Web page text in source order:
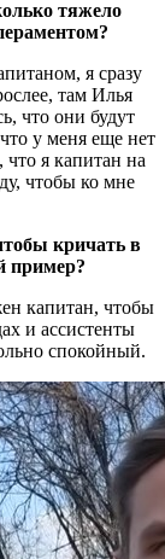
тяжело
я сразу
там Илья
что они будут
у меня еще нет
что я капитан на
чтобы ко мне
кричать в
пример?
капитан, чтобы
и ассистенты
спокойный.